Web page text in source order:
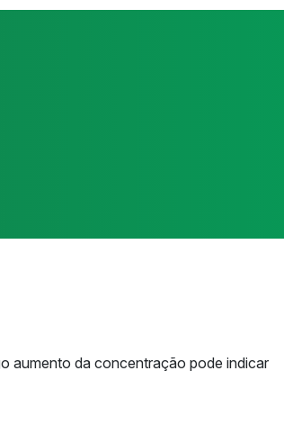
aumento da concentração pode indicar